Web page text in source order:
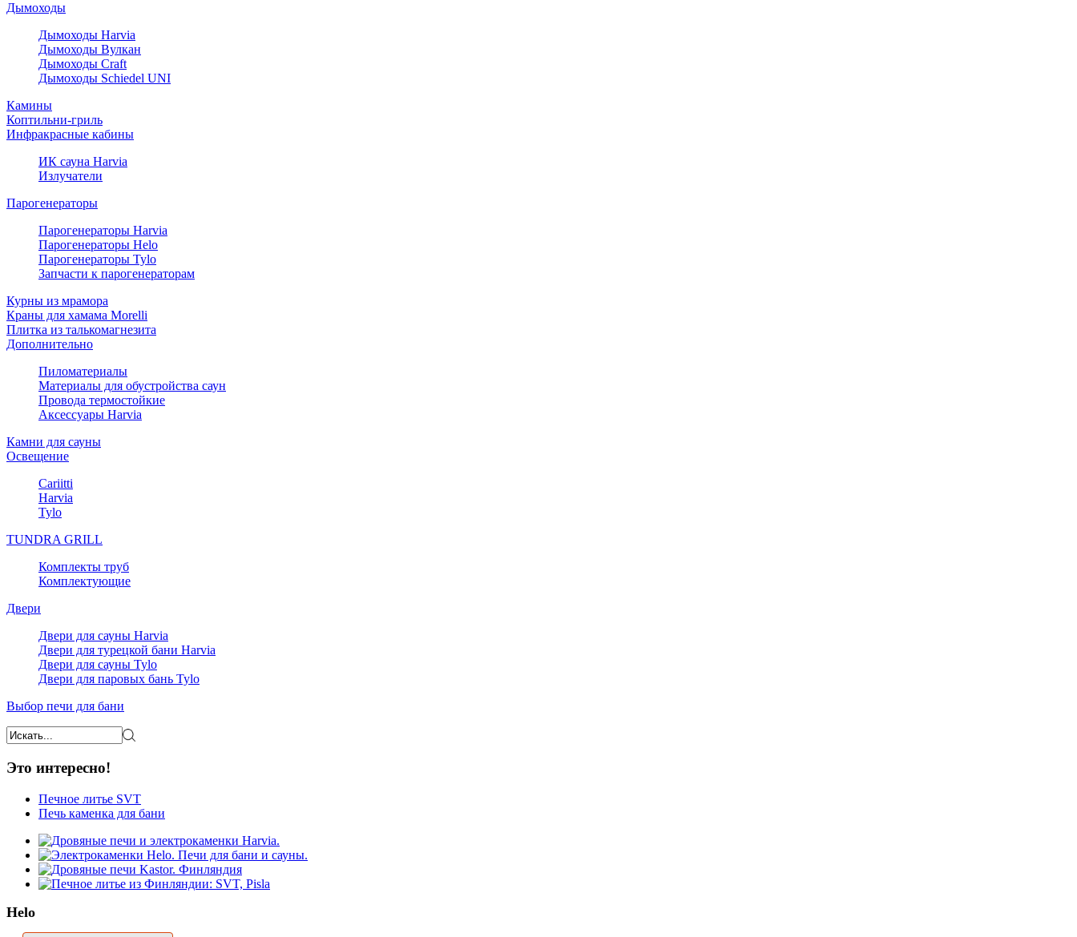
Дымоходы
Дымоходы Harvia
Дымоходы Вулкан
Дымоходы Craft
Дымоходы Schiedel UNI
Камины
Коптильни-гриль
Инфракрасные кабины
ИК сауна Harvia
Излучатели
Парогенераторы
Парогенераторы Harvia
Парогенераторы Helo
Парогенераторы Tylo
Запчасти к парогенераторам
Курны из мрамора
Краны для хамама Morelli
Плитка из талькомагнезита
Дополнительно
Пиломатериалы
Материалы для обустройства саун
Провода термостойкие
Аксессуары Harvia
Камни для сауны
Освещение
Cariitti
Harvia
Tylo
TUNDRA GRILL
Комплекты труб
Комплектующие
Двери
Двери для сауны Harvia
Двери для турецкой бани Harvia
Двери для сауны Tylo
Двери для паровых бань Tylo
Выбор печи для бани
Это интересно!
Печное литье SVT
Печь каменка для бани
Helo